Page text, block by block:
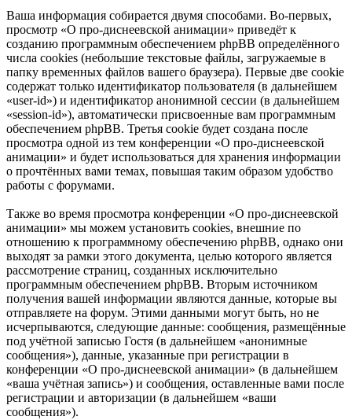
Ваша информация собирается двумя способами. Во-первых,
просмотр «О про-диснеевской анимации» приведёт к
созданию программным обеспечением phpBB определённого
числа cookies (небольшие текстовые файлы, загружаемые в
папку временных файлов вашего браузера). Первые две cookie
содержат только идентификатор пользователя (в дальнейшем
«user-id») и идентификатор анонимной сессии (в дальнейшем
«session-id»), автоматически присвоенные вам программным
обеспечением phpBB. Третья cookie будет создана после
просмотра одной из тем конференции «О про-диснеевской
анимации» и будет использоваться для хранения информации
о прочтённых вами темах, повышая таким образом удобство
работы с форумами.
Также во время просмотра конференции «О про-диснеевской
анимации» мы можем установить cookies, внешние по
отношению к программному обеспечению phpBB, однако они
выходят за рамки этого документа, целью которого является
рассмотрение страниц, созданных исключительно
программным обеспечением phpBB. Вторым источником
получения вашей информации являются данные, которые вы
отправляете на форум. Этими данными могут быть, но не
исчерпываются, следующие данные: сообщения, размещённые
под учётной записью Гостя (в дальнейшем «анонимные
сообщения»), данные, указанные при регистрации в
конференции «О про-диснеевской анимации» (в дальнейшем
«ваша учётная запись») и сообщения, оставленные вами после
регистрации и авторизации (в дальнейшем «ваши
сообщения»).